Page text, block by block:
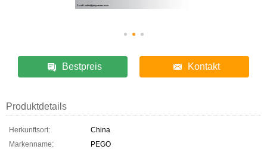
Bestpreis Kontakt
Produktdetails
Herkunftsort:
China
Markenname:
PEGO